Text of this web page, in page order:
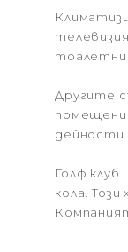
тоалетни
Другите
дейности
Голф клуб
кола.